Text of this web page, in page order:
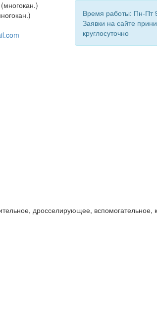
Время работы: Пн-Пт
Заявки на сайте
круглосуточно
дросселирующее,